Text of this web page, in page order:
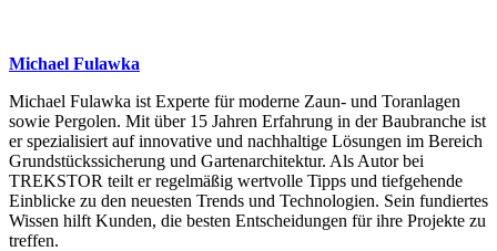
Michael Fulawka
Michael Fulawka ist Experte für moderne Zaun- und Toranlagen
sowie Pergolen. Mit über 15 Jahren Erfahrung in der Baubranche ist
er spezialisiert auf innovative und nachhaltige Lösungen im Bereich
Grundstückssicherung und Gartenarchitektur. Als Autor bei
TREKSTOR teilt er regelmäßig wertvolle Tipps und tiefgehende
Einblicke zu den neuesten Trends und Technologien. Sein fundiertes
Wissen hilft Kunden, die besten Entscheidungen für ihre Projekte zu
treffen.